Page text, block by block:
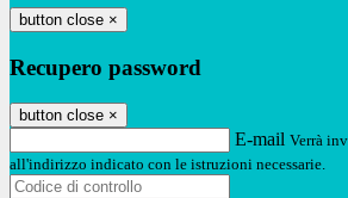
button close ×
Recupero password
button close ×
E-mail Verrà
all'indirizzo indicato con le istruzioni necessarie.